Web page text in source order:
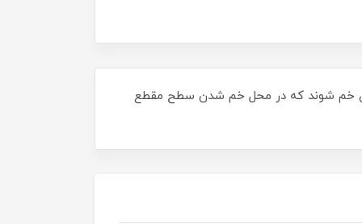
خم شوند که در محل خم شدن سطح مقطع